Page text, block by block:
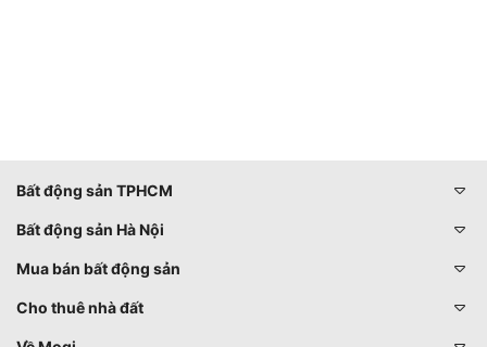
Bất động sản TPHCM
Bất động sản Hà Nội
Mua bán bất động sản
Cho thuê nhà đất